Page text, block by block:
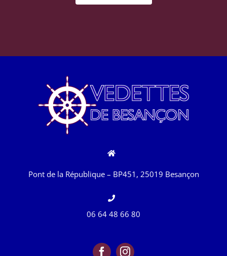
Pont de la République – BP451, 25019 Besançon
06 64 48 66 80